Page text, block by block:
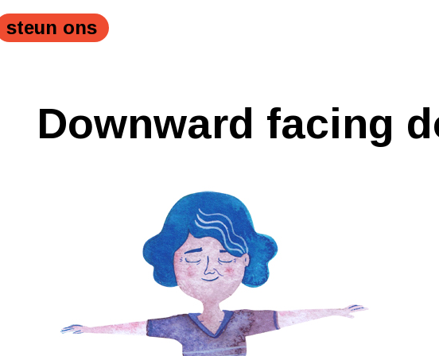
steun ons
Downward facing